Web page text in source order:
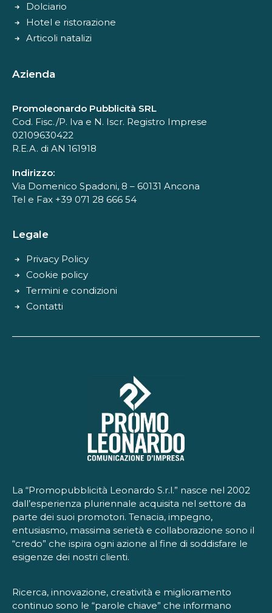
Dolciario
Hotel e ristorazione
Articoli natalizi
Azienda
Promoleonardo Pubblicità SRL
Cod. Fisc./P. Iva e N. Iscr. Registro Imprese
02109630422
R.E.A. di AN 161918
Indirizzo:
Via Domenico Spadoni, 8 – 60131 Ancona
Tel e Fax +39 071 28 666 54
Legale
Privacy Policy
Cookie policy
Termini e condizioni
Contatti
La “Promopubblicità Leonardo S.r.l.” nasce nel 2002
dall’esperienza pluriennale acquisita nel settore da
parte dei suoi promotori. Tenacia, impegno,
entusiasmo, massima serietà e collaborazione sono il
“credo” che ispira ogni azione al fine di soddisfare le
esigenze dei nostri clienti.
Ricerca, innovazione, creatività e miglioramento
continuo sono le “parole chiave” che informano